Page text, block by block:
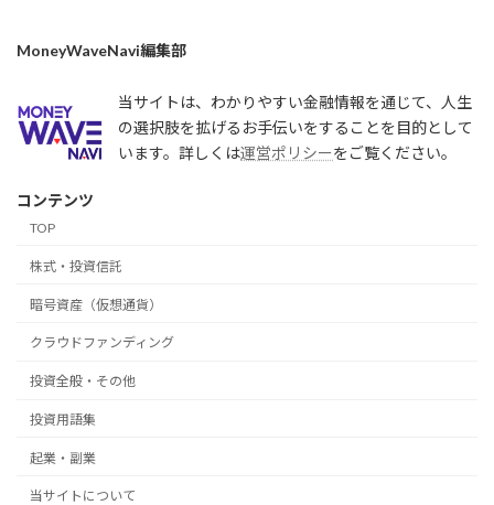
MoneyWaveNavi編集部
当サイトは、わかりやすい金融情報を通じて、人生
の選択肢を拡げるお手伝いをすることを目的として
います。詳しくは運営ポリシーをご覧ください。
コンテンツ
TOP
株式・投資信託
暗号資産（仮想通貨）
クラウドファンディング
投資全般・その他
投資用語集
起業・副業
当サイトについて